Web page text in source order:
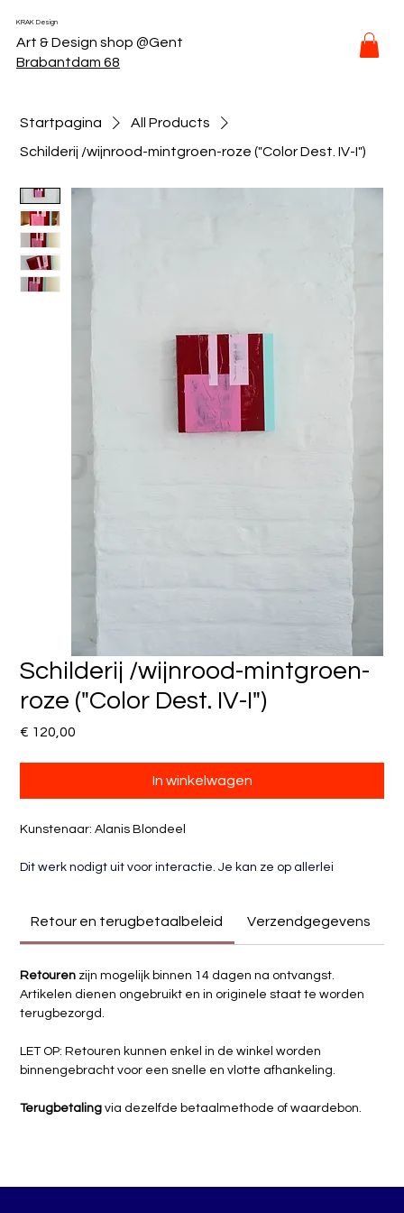
KRAK Design
Art & Design shop @Gent
Brabantdam 68
Startpagina
All Products
Schilderij /wijnrood-mintgroen-roze ("Color Dest. IV-I")
Schilderij /wijnrood-mintgroen-
roze ("Color Dest. IV-I")
€ 120,00
In winkelwagen
Kunstenaar: Alanis Blondeel
Dit werk nodigt uit voor interactie. Je kan ze op allerlei
Ideaal om een plekje op jouw muur een kleur of touch te
Pièce unique
Retour en terugbetaalbeleid Verzendgegevens
Retouren zijn mogelijk binnen 14 dagen na ontvangst.
Artikelen dienen ongebruikt en in originele staat te worden
terugbezorgd.
LET OP: Retouren kunnen enkel in de winkel worden
binnengebracht voor een snelle en vlotte afhankeling.
Terugbetaling via dezelfde betaalmethode of waardebon.